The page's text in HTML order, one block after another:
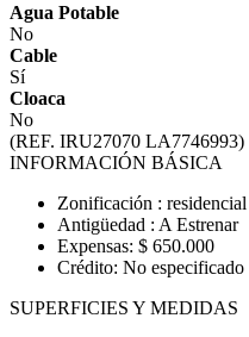
Agua Potable
No
Cable
Sí
Cloaca
No
(REF. IRU27070 LA7746993)
INFORMACIÓN BÁSICA
Zonificación : residencial
Antigüedad : A Estrenar
Expensas: $ 650.000
Crédito: No especificado
SUPERFICIES Y MEDIDAS